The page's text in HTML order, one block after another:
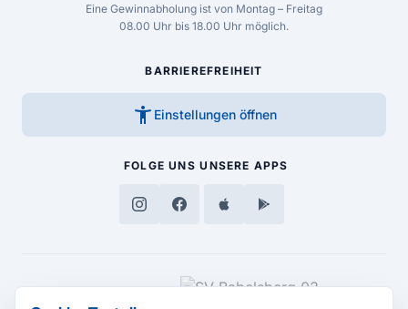
Eine Gewinnabholung ist von Montag – Freitag
08.00 Uhr bis 18.00 Uhr möglich.
BARRIEREFREIHEIT
accessibility_new Einstellungen öffnen
FOLGE UNS UNSERE APPS
MEDIENPARTNER